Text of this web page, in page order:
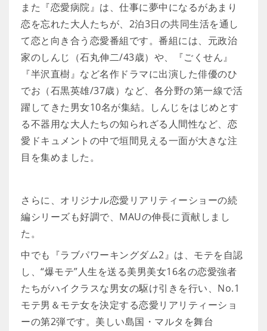
また『恋愛病院』は、仕事に夢中になるがあまり
恋を忘れた大人たちが、2泊3日の共同生活を通し
て恋と向き合う恋愛番組です。番組には、元政治
家のしんじ（石丸伸二/43歳）や、『ごくせん』
『半沢直樹』など名作ドラマに出演した俳優のひ
でお（石黒英雄/37歳）など、各分野の第一線で活
躍してきた男女10名が集結。しんじをはじめとす
る不器用な大人たちの知られざる人間性など、恋
愛ドキュメントの中で垣間見える一面が大きな注
目を集めました。
さらに、オリジナル恋愛リアリティーショーの続
編シリーズも好調で、MAUの伸長に貢献しまし
た。
中でも『ラブパワーキングダム2』は、モテを自認
し、“爆モテ”人生を送る美男美女16名の恋愛強者
たちがハイクラスな男女の駆け引きを行い、No.1
モテ男＆モテ女を決定する恋愛リアリティーショ
ーの第2弾です。美しい島国・マルタを舞台